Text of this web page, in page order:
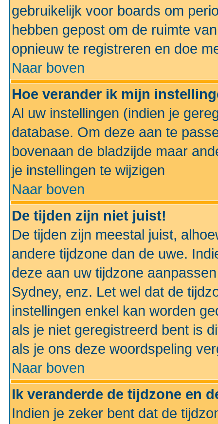
gebruikelijk voor boards om
hebben gepost om de ruimte
opnieuw te registreren en doe
Naar boven
Hoe verander ik mijn
Al uw instellingen (indien je
database. Om deze aan te
bovenaan de bladzijde maar
je instellingen te wijzigen
Naar boven
De tijden zijn niet juist!
De tijden zijn meestal juist,
andere tijdzone dan de uwe.
deze aan uw tijdzone
Sydney, enz. Let wel dat de
instellingen enkel kan worden
als je niet geregistreerd bent is
als je ons deze woordspeling
Naar boven
Ik veranderde de tijdzone en
Indien je zeker bent dat de